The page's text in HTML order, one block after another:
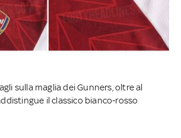
sulla maglia dei Gunners, oltre al
il classico bianco-rosso